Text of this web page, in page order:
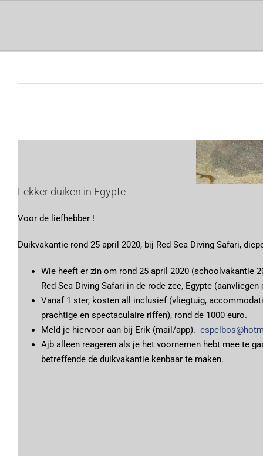
Bekijk
grotere
afbeelding
Lekker duiken in Egypte
Voor de liefhebber !
Duikvakantie rond 25 april 2020, bij Red Sea Diving Safari,
Wie heeft er zin om rond 25 april 2020 (schoolvakantie
Red Sea Diving Safari in de rode zee, Egypte
Vanaf 1 ster, kosten all inclusief (vliegtuig,
prachtige en spectaculaire riffen), rond de 1000 euro.
Meld je hiervoor aan bij Erik (mail/app).
Ajb alleen reageren als je het voornemen hebt mee te
betreffende de duikvakantie kenbaar te maken.